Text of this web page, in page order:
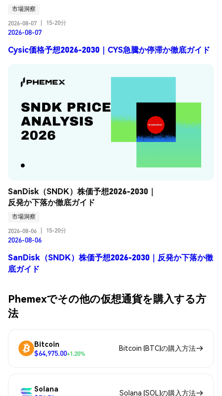
市場洞察
2026-08-07
15-20分
2026-08-07
Cysic価格予想2026-2030｜CYS急騰か停滞か徹底ガイド
SanDisk（SNDK）株価予想2026-2030｜
反発か下落か徹底ガイド
市場洞察
2026-08-06
15-20分
2026-08-06
SanDisk（SNDK）株価予想2026-2030｜反発か下落か徹
底ガイド
Phemexでその他の仮想通貨を購入する方
法
Bitcoin
$64,975.00+1.20%
Bitcoin (BTC)の購入方法
Solana
Solana (SOL)の購入方法